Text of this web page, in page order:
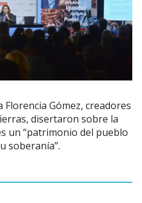
Gómez, creadores
disertaron sobre la
un “patrimonio del pueblo
soberanía”.